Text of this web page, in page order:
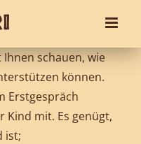
schauen, wie
können.
Erstgespräch
Kind mit. Es genügt,
ist;